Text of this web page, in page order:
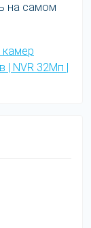
на самом
камер
| NVR 32Мп |